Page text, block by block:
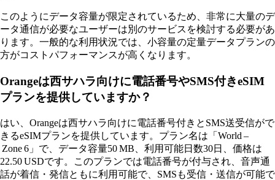
このようにデータ容量が限定されているため、非常に大量のデ
ータ通信が必要なユーザーは別のサービスを検討する必要があ
ります。一般的な利用状況では、小容量の定量データプランの
方がコストパフォーマンスが高くなります。
Orangeは西サハラ向けに電話番号やSMS付きeSIM
プランを提供していますか？
はい、Orangeは西サハラ向けに電話番号付きとSMS送受信がで
きるeSIMプランを提供しています。プラン名は「World –
Zone 6」で、データ容量50 MB、利用可能日数30日、価格は
22.50 USDです。このプランでは電話番号が付与され、音声通
話が着信・発信ともに利用可能で、SMSも受信・送信が可能で